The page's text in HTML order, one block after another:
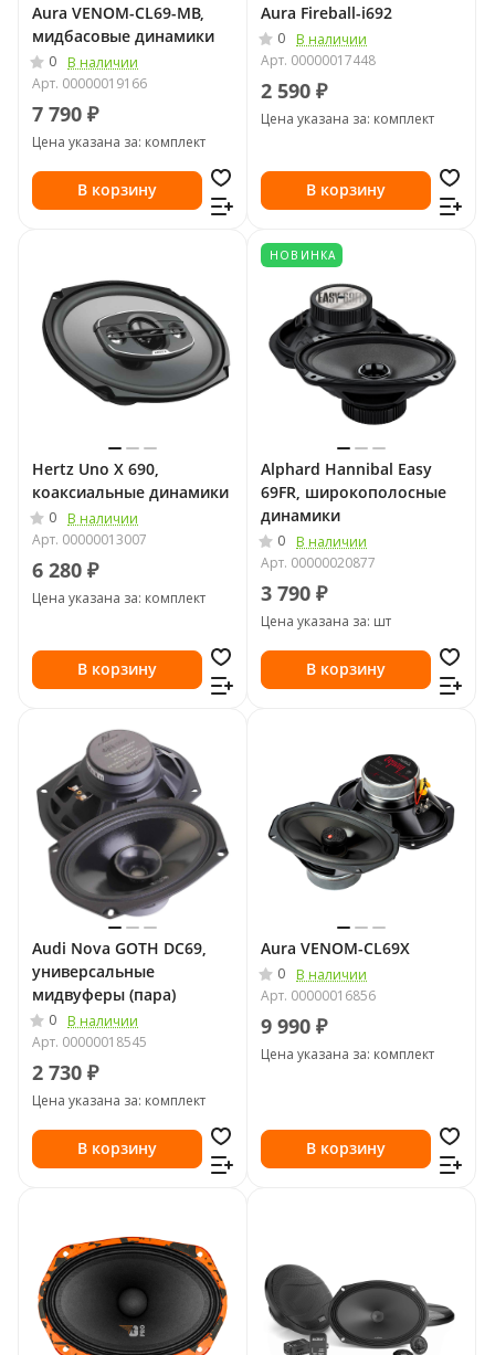
Aura VENOM-CL69-MB,
мидбасовые динамики
0
В наличии
Арт. 00000019166
7 790 ₽
Цена указана за: комплект
В корзину
Aura Fireball-i692
0
В наличии
Арт. 00000017448
2 590 ₽
Цена указана за: комплект
В корзину
Hertz Uno X 690,
коаксиальные динамики
0
В наличии
Арт. 00000013007
6 280 ₽
Цена указана за: комплект
В корзину
НОВИНКА
Alphard Hannibal Easy
69FR, широкополосные
динамики
0
В наличии
Арт. 00000020877
3 790 ₽
Цена указана за: шт
В корзину
Audi Nova GOTH DC69,
универсальные
мидвуферы (пара)
0
В наличии
Арт. 00000018545
2 730 ₽
Цена указана за: комплект
В корзину
Aura VENOM-CL69X
0
В наличии
Арт. 00000016856
9 990 ₽
Цена указана за: комплект
В корзину